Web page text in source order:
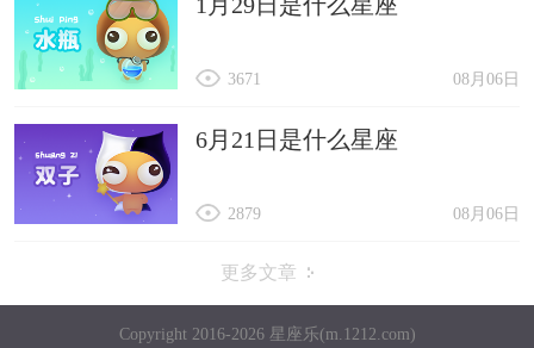
08月06日
3671
6月21日是什么星座
08月06日
2879
更多文章
Copyright 2016-2026 星座乐(m.1212.com)